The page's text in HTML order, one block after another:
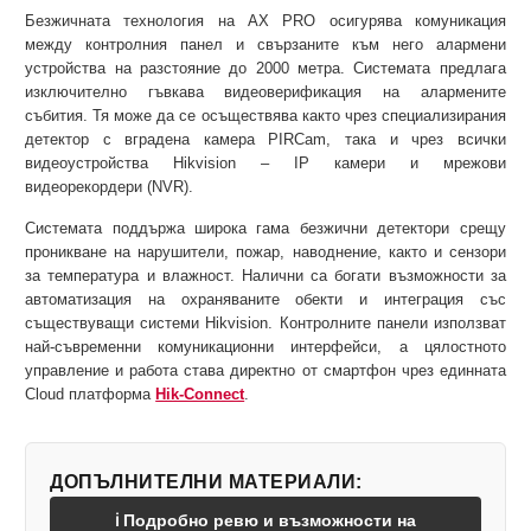
ГЪВКАВИ ГОФРИРАНИ ТРЪБИ
POE УДЪЛЖИТЕЛИ И POE СПЛИТЕРИ
МИКРОФОНИ И ГОВОРИТЕЛИ ЗА ВИДЕОНАБЛЮДЕНИЕ
УПРАВЛЕНИЯ ЗА ВЪРТЯЩИ КАМЕРИ
ОБЕКТИВИ ЗА ОХРАНИТЕЛНИ КАМЕРИ
ПВЦ КУТИИ
МЕТАЛНИ ТАБЛА
БЕЗЖИЧНИ МИШКИ И ЕЛЕКТРИЧЕСКИ РАЗКЛОНИТЕЛИ
МЕДИА КОНВЕРТОРИ И SFP МОДУЛИ
БЕЗЖИЧНИ РАЗШИРИТЕЛИ НА ОБХВАТ AJAX
БЕЗЖИЧНИ ПАНЕЛИ HIKVISION AX PRO
КОМУНИКАЦИОННИ ШКАФОВЕ
Безжичната технология на AX PRO осигурява комуникация
между контролния панел и свързаните към него алармени
устройства на разстояние до 2000 метра. Системата предлага
изключително гъвкава видеоверификация на алармените
събития. Тя може да се осъществява както чрез специализирания
детектор с вградена камера PIRCam, така и чрез всички
видеоустройства Hikvision – IP камери и мрежови
видеорекордери (NVR).
Системата поддържа широка гама безжични детектори срещу
проникване на нарушители, пожар, наводнение, както и сензори
за температура и влажност. Налични са богати възможности за
автоматизация на охраняваните обекти и интеграция със
съществуващи системи Hikvision. Контролните панели използват
най-съвременни комуникационни интерфейси, а цялостното
управление и работа става директно от смартфон чрез единната
Cloud платформа Hik-Connect.
ДОПЪЛНИТЕЛНИ МАТЕРИАЛИ:
ℹ️ Подробно ревю и възможности на